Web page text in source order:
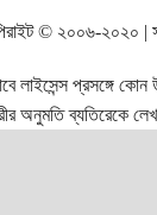
© ২০০৬-২০২০ |
লাইসেন্স প্রসঙ্গে
অনুমতি ব্যতিরেকে